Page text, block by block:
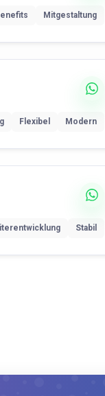
Mitgestaltung
Flexibel Modern
Stabil